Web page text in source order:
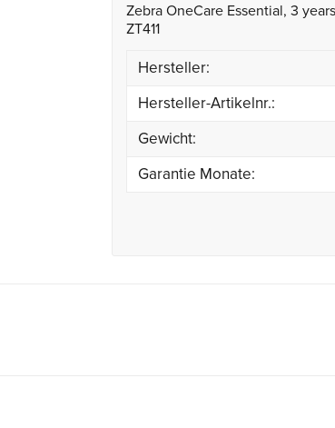
Zebra OneCare Essential, 3
ZT411
Hersteller:
Hersteller-Artikelnr.:
Gewicht:
Garantie Monate: